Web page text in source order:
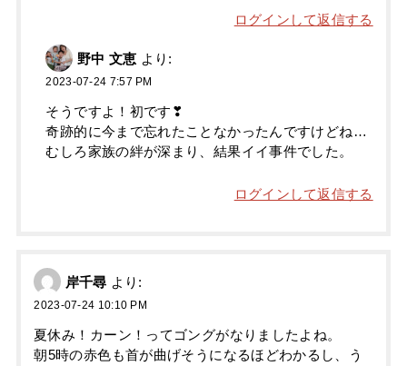
ログインして返信する
野中 文恵 より:
2023-07-24 7:57 PM
そうですよ！初です❣
奇跡的に今まで忘れたことなかったんですけどね…
むしろ家族の絆が深まり、結果イイ事件でした。
ログインして返信する
岸千尋 より:
2023-07-24 10:10 PM
夏休み！カーン！ってゴングがなりましたよね。
朝5時の赤色も首が曲げそうになるほどわかるし、う